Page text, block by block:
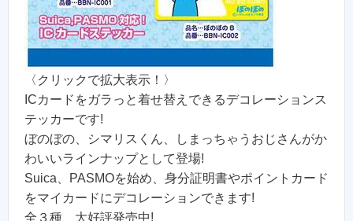
〈クリックで拡大表示！〉
ICカードをガラっと着せ替えできるデコレーションス
テッカーです!
ぼのぼの、シマリスくん、しまっちゃうおじさんがか
わいいラインナップとして登場!
Suica、PASMOを始め、身分証明書やポイントカード
をマイカードにデコレーションできます!
全３種、大好評発売中!